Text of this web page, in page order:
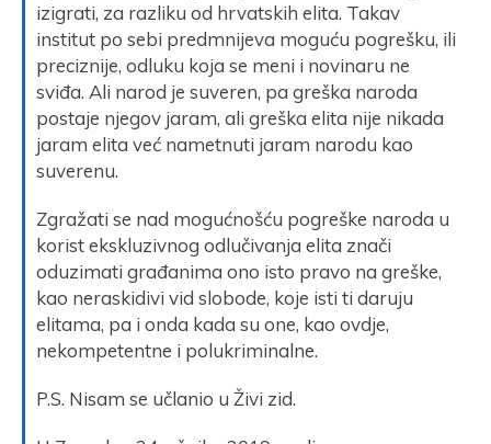
izigrati, za razliku od hrvatskih elita. Takav
institut po sebi predmnijeva moguću pogrešku, ili
preciznije, odluku koja se meni i novinaru ne
sviđa. Ali narod je suveren, pa greška naroda
postaje njegov jaram, ali greška elita nije nikada
jaram elita već nametnuti jaram narodu kao
suverenu.
Zgražati se nad mogućnošću pogreške naroda u
korist ekskluzivnog odlučivanja elita znači
oduzimati građanima ono isto pravo na greške,
kao neraskidivi vid slobode, koje isti ti daruju
elitama, pa i onda kada su one, kao ovdje,
nekompetentne i polukriminalne.
P.S. Nisam se učlanio u Živi zid.